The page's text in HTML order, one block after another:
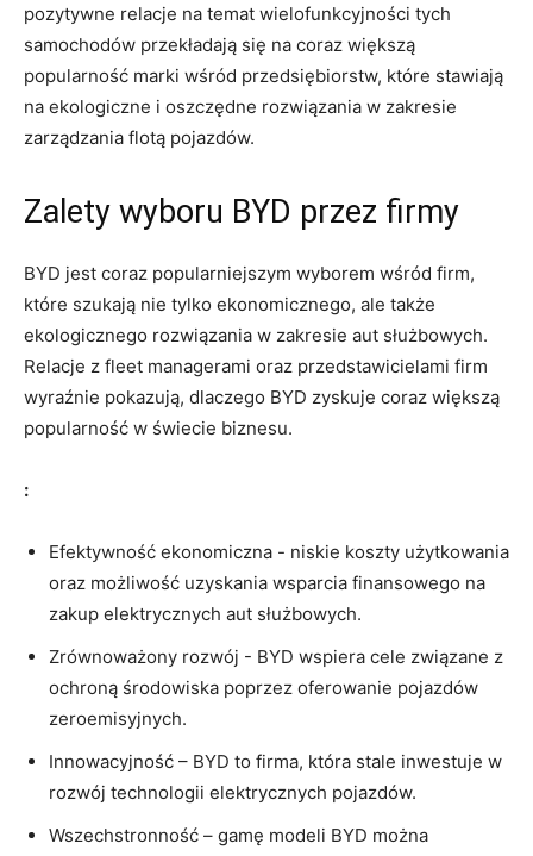
pozytywne relacje na temat wielofunkcyjności tych
samochodów przekładają się‌ na‌ coraz‌ większą
popularność marki wśród przedsiębiorstw, które stawiają
na ekologiczne ⁤i oszczędne rozwiązania‍ w zakresie
zarządzania flotą⁣ pojazdów.
Zalety wyboru BYD przez firmy
BYD jest coraz popularniejszym wyborem​ wśród ⁤firm,
które szukają nie tylko ekonomicznego, ale także
ekologicznego rozwiązania w‌ zakresie aut służbowych.
Relacje ‍z fleet managerami oraz przedstawicielami firm
wyraźnie pokazują, dlaczego BYD zyskuje coraz większą‌
popularność w świecie biznesu.
:
Efektywność ekonomiczna ‍-⁤ niskie koszty użytkowania
oraz możliwość ⁢uzyskania ⁣wsparcia‍ finansowego na
zakup ⁣elektrycznych aut służbowych.
Zrównoważony ⁣rozwój ⁤- BYD wspiera⁢ cele związane​ z
ochroną środowiska poprzez oferowanie​ pojazdów
zeroemisyjnych.
Innowacyjność – BYD to firma, która ‌stale inwestuje ⁢w
rozwój technologii⁣ elektrycznych pojazdów.
Wszechstronność – gamę ​modeli BYD można⁢